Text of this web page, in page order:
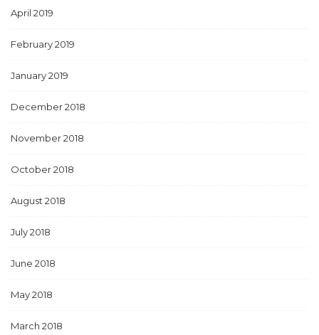
April 2019
February 2019
January 2019
December 2018
November 2018
October 2018
August 2018
July 2018
June 2018
May 2018
March 2018